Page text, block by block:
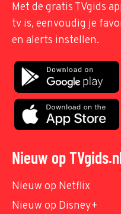
Met de gratis TVgids
tv is, eenvoudig je
en alerts instellen.
Nieuw op
Nieuw op Netflix
Nieuw op Disney+